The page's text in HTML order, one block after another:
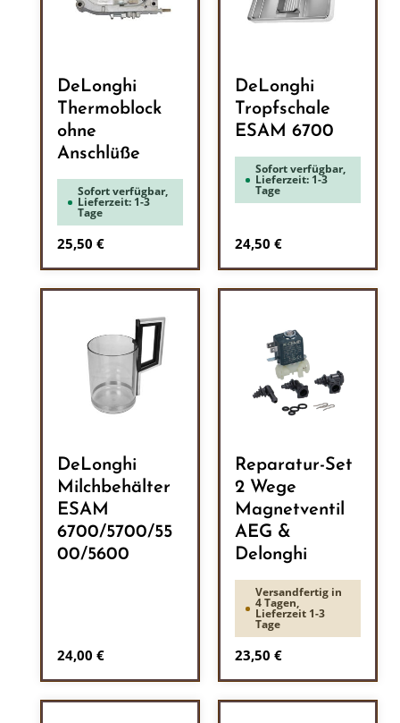
DeLonghi
Thermoblock
ohne
Anschlüße
Sofort verfügbar,
Lieferzeit: 1-3
Tage
Regulärer Preis:
25,50 €
DeLonghi
Tropfschale
ESAM 6700
Sofort verfügbar,
Lieferzeit: 1-3
Tage
Regulärer Preis:
24,50 €
DeLonghi
Milchbehälter
ESAM
6700/5700/55
00/5600
Regulärer Preis:
24,00 €
Reparatur-Set
2 Wege
Magnetventil
AEG &
Delonghi
Versandfertig in
4 Tagen,
Lieferzeit 1-3
Tage
Regulärer Preis:
23,50 €